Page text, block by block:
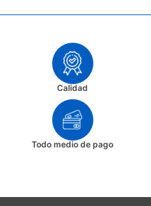
Calidad
Todo medio de pago